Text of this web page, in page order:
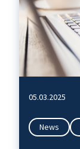
05.03.2025
News